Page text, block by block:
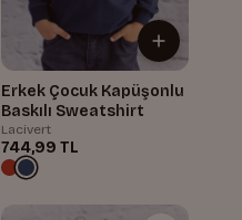
Erkek Çocuk Kapüşonlu
Baskılı Sweatshirt
Lacivert
744,99 TL